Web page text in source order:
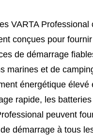
VARTA Professional
conçues pour
de démarrage
marines et de
énergétique élevé
rapide, les batteries
peuvent
démarrage à tous